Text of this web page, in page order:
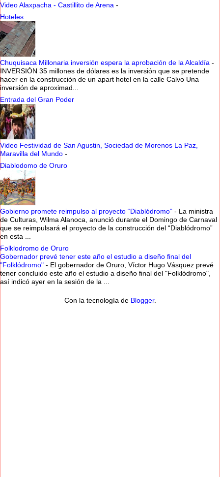
Video Alaxpacha - Castillito de Arena -
Hoteles
Chuquisaca Millonaria inversión espera la aprobación de la Alcaldía -
INVERSIÓN 35 millones de dólares es la inversión que se pretende
hacer en la construcción de un apart hotel en la calle Calvo Una
inversión de aproximad...
Entrada del Gran Poder
Video Festividad de San Agustin, Sociedad de Morenos La Paz,
Maravilla del Mundo -
Diablodomo de Oruro
Gobierno promete reimpulso al proyecto “Diablódromo” - La ministra
de Culturas, Wilma Alanoca, anunció durante el Domingo de Carnaval
que se reimpulsará el proyecto de la construcción del “Diablódromo”
en esta ...
Folklodromo de Oruro
Gobernador prevé tener este año el estudio a diseño final del
"Folklódromo" - El gobernador de Oruro, Víctor Hugo Vásquez prevé
tener concluido este año el estudio a diseño final del "Folklódromo",
así indicó ayer en la sesión de la ...
Con la tecnología de Blogger.